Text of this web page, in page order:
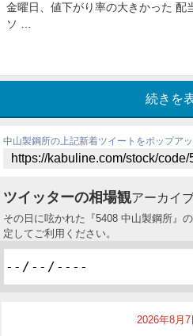
金曜日、値下がり率の大きかった 配
ソ …
続きを
中山製鋼所の上記新着ツイートをポップア
ツイッターの相場観アーカイ
その日に呟かれた『5408 中山製鋼所』
定してご利用ください。
2026年8月7